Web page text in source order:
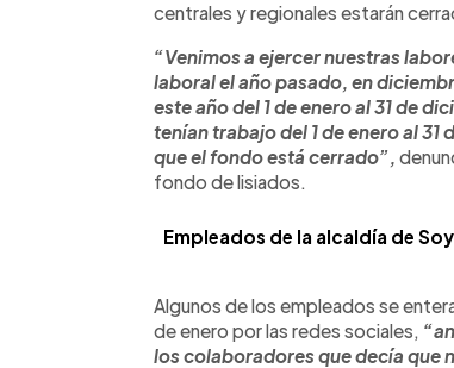
centrales y regionales estarán
“Venimos a ejercer nuestras
laboral el año pasado, en
este año del 1 de enero al 31 de
tenían trabajo del 1 de enero al
que el fondo está cerrado”,
fondo de lisiados.
Empleados de la alcaldía de
Algunos de los empleados se
de enero por las redes sociales,
los colaboradores que decía que